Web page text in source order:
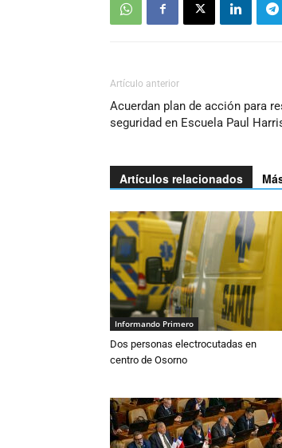
Artículo anterior
Acuerdan plan de acción para
seguridad en Escuela Paul
Artículos relacionados
Informando Primero
Dos personas electrocutadas en
centro de Osorno